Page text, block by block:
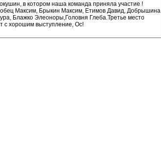
в котором наша команда приняла участие !
Максим, Брыкин Максим, Етимов Давид, Добрышина
Блажко Элеоноры,Головня Глеба.Третье место
с хорошим выступление, Ос!